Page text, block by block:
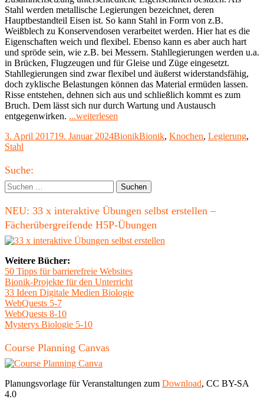
Stahl werden metallische Legierungen bezeichnet, deren
Hauptbestandteil Eisen ist. So kann Stahl in Form von z.B.
Weißblech zu Konservendosen verarbeitet werden. Hier hat es die
Eigenschaften weich und flexibel. Ebenso kann es aber auch hart
und spröde sein, wie z.B. bei Messern. Stahllegierungen werden u.a.
in Brücken, Flugzeugen und für Gleise und Züge eingesetzt.
Stahllegierungen sind zwar flexibel und äußerst widerstandsfähig,
doch zyklische Belastungen können das Material ermüden lassen.
Risse entstehen, dehnen sich aus und schließlich kommt es zum
Bruch. Dem lässt sich nur durch Wartung und Austausch
entgegenwirken. ...weiterlesen
nach
Knochen"
Veröffentlicht
am
3. April 201719. Januar 2024Kategorien
BionikSchlagwörter
Bionik, Knochen, Legierung,
Stahl
Haupt-
Seitenleiste
Suche:
Suchen
nach:
NEU: 33 x interaktive Übungen selbst erstellen –
Fächerübergreifende H5P-Übungen
Weitere Bücher:
50 Tipps für barrierefreie Websites
Bionik-Projekte für den Unterricht
33 Ideen Digitale Medien Biologie
WebQuests 5-7
WebQuests 8-10
Mysterys Biologie 5-10
Course Planning Canvas
Planungsvorlage für Veranstaltungen zum Download, CC BY-SA
4.0